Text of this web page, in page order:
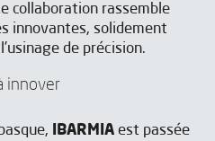
collaboration rassemble
innovantes, solidement
de précision.
innover
IBARMIA est passée